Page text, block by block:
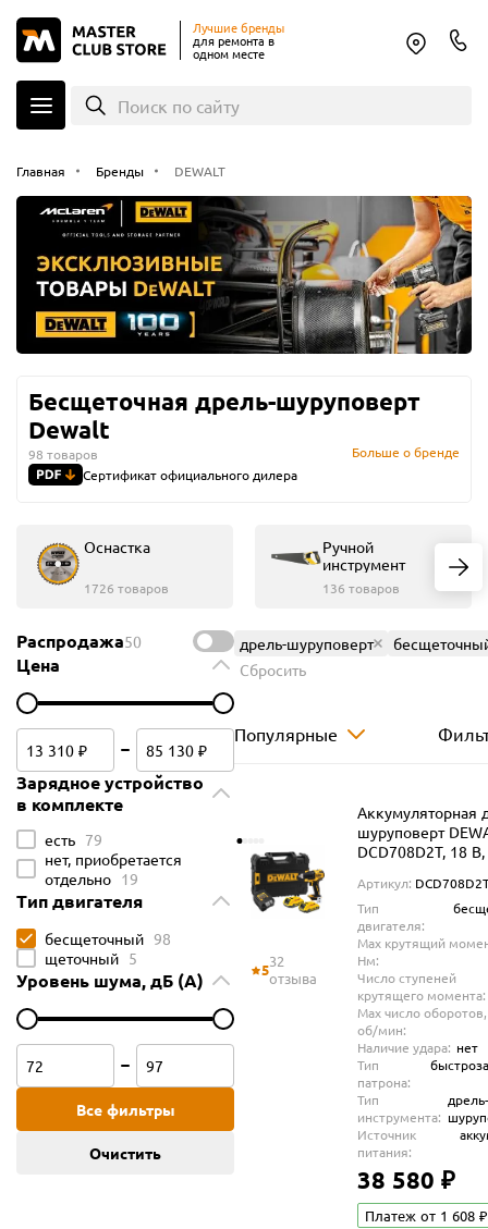
Лучшие бренды
для ремонта в
одном месте
Поиск по сайту
Главная Бренды DEWALT
Бесщеточная дрель-шуруповерт
Dewalt
98 товаров
Больше о бренде
Сертификат официального дилера
Оснастка
1726 товаров
Ручной
инструмент
136 товаров
Распродажа50
Цена
Зарядное устройство
в комплекте
есть 79
нет, приобретается
отдельно 19
Тип двигателя
бесщеточный 98
щеточный 5
Уровень шума, дБ (А)
Все фильтры
Очистить
дрель-шуруповерт
Сбросить
Популярные
532
отзыва
Аккумуляторная
шуруповерт
DCD708D2T, 18
ЗУ, в кейсе TSTAK
(DCD708D2T-QW)
Артикул:
Тип
двигателя:
Max крутящий
Нм:
Число ступеней
крутящего момента:
Max число оборотов,
об/мин:
Наличие удара: нет
Тип
патрона:
Тип
инструмента:
дрель-
Источник
питания:
38 580 ₽
Платеж от 1 608 ₽